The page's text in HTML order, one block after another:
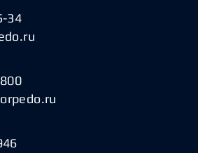
34